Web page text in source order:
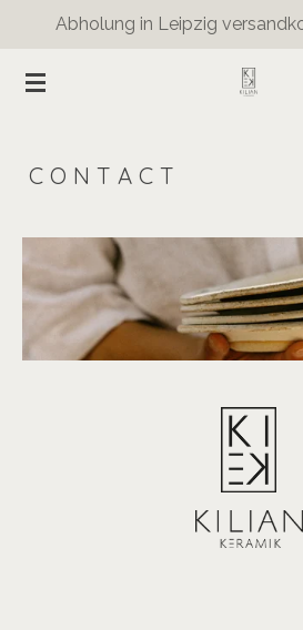
springen
Abholung in Leipzig
C O N T A C T